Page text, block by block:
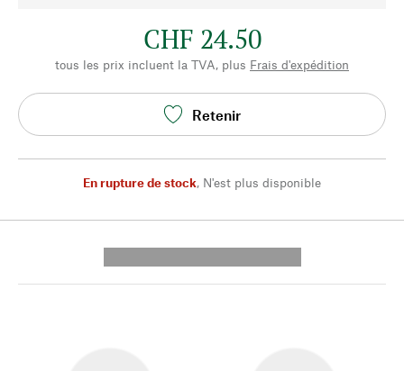
CHF 24.50
tous les prix incluent la TVA, plus Frais d'expédition
Retenir
En rupture de stock, N'est plus disponible